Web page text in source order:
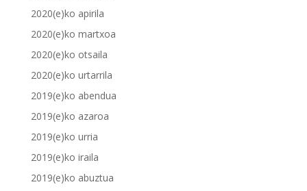
2020(e)ko apirila
2020(e)ko martxoa
2020(e)ko otsaila
2020(e)ko urtarrila
2019(e)ko abendua
2019(e)ko azaroa
2019(e)ko urria
2019(e)ko iraila
2019(e)ko abuztua